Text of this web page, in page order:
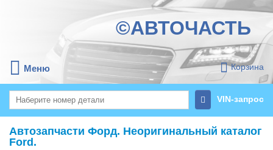
©АВТОЧАСТЬ
Меню Корзина
VIN-запрос
Автозапчасти Форд. Неоригинальный каталог
Ford.